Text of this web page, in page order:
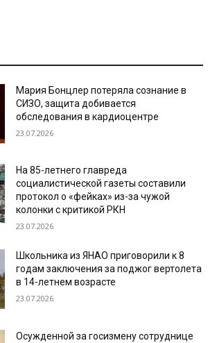
Мария Бонцлер потеряла сознание в
СИЗО, защита добивается
обследования в кардиоцентре
23.07.2026
На 85-летнего главреда
социалистической газеты составили
протокол о «фейках» из-за чужой
колонки с критикой РКН
23.07.2026
Школьника из ЯНАО приговорили к 8
годам заключения за поджог вертолета
в 14-летнем возрасте
23.07.2026
Осужденной за госизмену сотруднице